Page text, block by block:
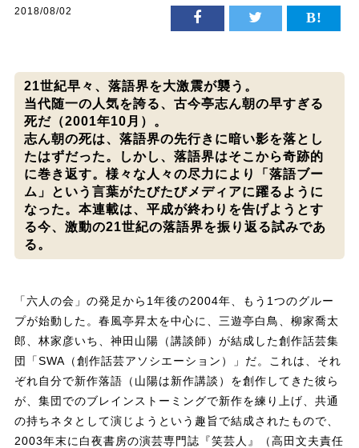
2018/08/02
21世紀早々、落語界を大激震が襲う。
当代随一の人気を誇る、古今亭志ん朝の早すぎる
死だ（2001年10月）。
志ん朝の死は、落語界の先行きに暗い影を落とし
たはずだった。しかし、落語界はそこから奇跡的
に巻き返す。様々な人々の尽力により「落語ブー
ム」という言葉がたびたびメディアに躍るように
なった。本連載は、平成が終わりを告げようとす
る今、激動の21世紀の落語界を振り返る試みであ
る。
「六人の会」の発足から1年後の2004年、もう1つのグルー
プが始動した。春風亭昇太を中心に、三遊亭白鳥、柳家喬太
郎、林家彦いち、神田山陽（講談師）が結成した創作話芸集
団「SWA（創作話芸アソシエーション）」だ。これは、それ
ぞれ自分で新作落語（山陽は新作講談）を創作してきた彼ら
が、集団でのブレインストーミングで新作を練り上げ、共通
の持ちネタとして演じようという趣旨で結成されたもので、
2003年末に白夜書房の演芸専門誌『笑芸人』（高田文夫責任